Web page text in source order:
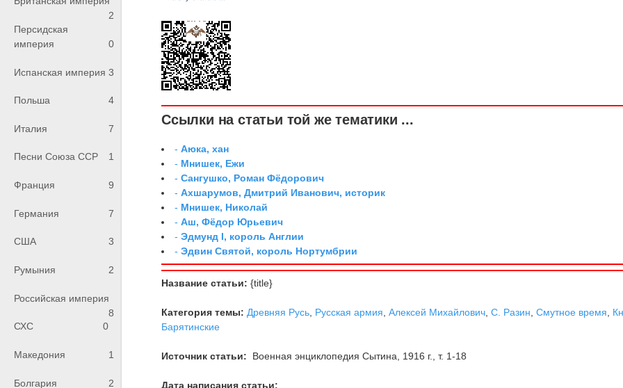
2
Персидская
империя
0
Испанская империя 3
Польша 4
Италия 7
Песни Союза ССР 1
Франция 9
Германия 7
США 3
Румыния 2
Российская империя
8
СХС
0
Македония 1
Болгария 2
Ссылки на статьи той же тематики ...
-Аюка, хан
- Мнишек, Ежи
-Сангушко, Роман Фёдорович
-Ахшарумов, Дмитрий Иванович, историк
- Мнишек, Николай
-Аш, Фёдор Юрьевич
-Эдмунд I, король Англии
-Эдвин Святой, король Нортумбрии
Название статьи: {title}
Категория темы: Древняя Русь Русская армия ,Алексей Михайлович ,С. Разин ,Смутное время
Барятинские
Источник статьи: Военная энциклопедия Сытина, 1916 г., т. 1-18
Дата написания статьи: